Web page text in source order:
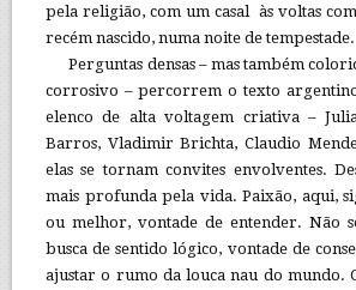
pela religião, com um casal às voltas
recém nascido, numa noite de tempestade.
Perguntas densas – mas também
corrosivo – percorrem o texto
elenco de alta voltagem criativa –
Barros, Vladimir Brichta, Claudio
elas se tornam convites envolventes.
mais profunda pela vida. Paixão, aqui,
ou melhor, vontade de entender. Não
busca de sentido lógico, vontade de
ajustar o rumo da louca nau do mundo.